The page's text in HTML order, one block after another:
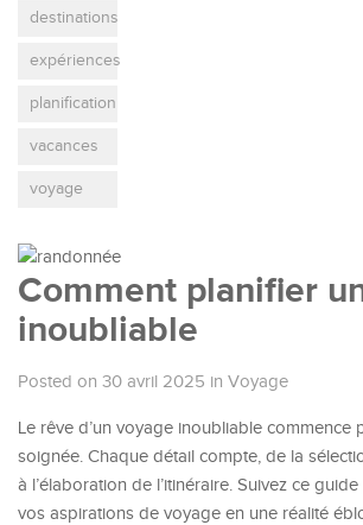
destinations
expériences
planification
vacances
voyage
Comment planifier
inoubliable
Posted on 30 avril 2025 in Voyage
Le rêve d’un voyage inoubliable commence
soignée. Chaque détail compte, de la
à l’élaboration de l’itinéraire. Suivez ce
vos aspirations de voyage en une réalité